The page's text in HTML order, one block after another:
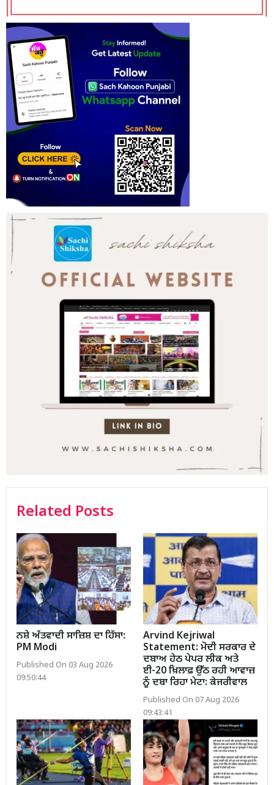
Related Posts
ਨਸ਼ੇ ਅੱਤਵਾਦੀ ਸਾਜ਼ਿਸ਼ ਦਾ ਹਿੱਸਾ:
PM Modi
Published On 03 Aug 2026
09:50:44
Arvind Kejriwal
Statement: ਮੋਦੀ ਸਰਕਾਰ ਦੇ
ਦਬਾਅ ਹੇਠ ਪੇਪਰ ਲੀਕ ਅਤੇ
ਈ-20 ਖ਼ਿਲਾਫ਼ ਉੱਠ ਰਹੀ ਆਵਾਜ਼
ਨੂੰ ਦਬਾ ਰਿਹਾ ਮੇਟਾ: ਕੇਜਰੀਵਾਲ
Published On 07 Aug 2026
09:43:41